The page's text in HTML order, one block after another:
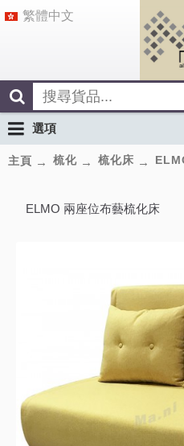
繁體中文
選項
主頁 梳化 梳化床
ELMO 兩座位布藝梳化床